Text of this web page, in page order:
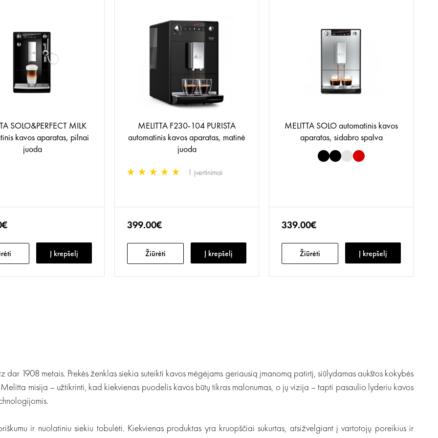
SOLO&PERFECT MILK
kavos aparatas, pilnai
juoda
Į krepšelį
MELITTA F230-104 PURISTA
automatinis kavos aparatas, matinė
juoda
1 įvertinimai
399.00€
Žiūrėti Į krepšelį
MELITTA SOLO automatinis kavos
aparatas, sidabro spalva
339.00€
Žiūrėti Į krepšelį
1908 metais. Prekės ženklas siekia suteikti kavos mėgėjams geriausią įmanomą patirtį, siūlydamas aukštos kokybės
misija – užtikrinti, kad kiekvienas puodelis kavos būtų tikras malonumas, o jų vizija – tapti pasaulio lyderiu kavos
ir nuolatiniu siekiu tobulėti. Kiekvienas produktas yra kruopščiai sukurtas, atsižvelgiant į vartotojų poreikius ir